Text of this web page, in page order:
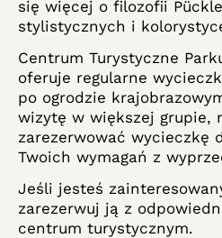
się więcej o filozofii
stylistycznych i
Centrum Turystyczne
oferuje regularne
po ogrodzie
wizytę w większej grupie,
zarezerwować wycieczkę
Twoich wymagań z
Jeśli jesteś
zarezerwuj ją z
centrum turystycznym.